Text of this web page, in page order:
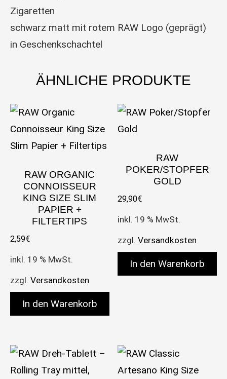
Zigaretten
schwarz matt mit rotem RAW Logo (geprägt)
in Geschenkschachtel
ÄHNLICHE PRODUKTE
RAW ORGANIC
CONNOISSEUR
KING SIZE SLIM
PAPIER +
FILTERTIPS
2,59€
inkl. 19 % MwSt.
zzgl. Versandkosten
In den Warenkorb
RAW
POKER/STOPFER
GOLD
29,90€
inkl. 19 % MwSt.
zzgl.Versandkosten
In den Warenkorb